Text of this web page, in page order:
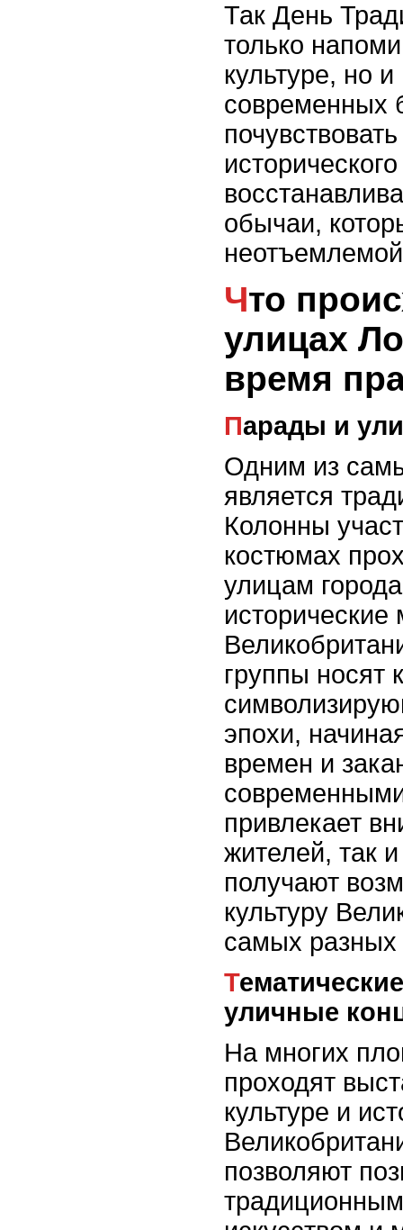
Так День
только
культуре, но
современных
обычаи,
Что происходит на
улицах
время
Парады и
Одним из
является
Колонны
костюмах
улицам
группы носят
эпохи,
времен и
привлекает
жителей, так
получают
культуру
самых разных
Тематические выставки и
уличные
На многих
проходят
культуре и
позволяют